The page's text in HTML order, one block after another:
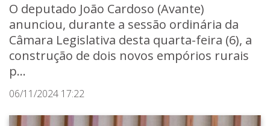
O deputado João Cardoso (Avante)
anunciou, durante a sessão ordinária da
Câmara Legislativa desta quarta-feira (6), a
construção de dois novos empórios rurais
p...
06/11/2024 17:22